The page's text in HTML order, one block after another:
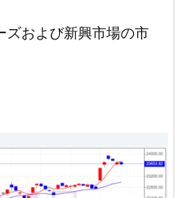
ズおよび新興市場の市